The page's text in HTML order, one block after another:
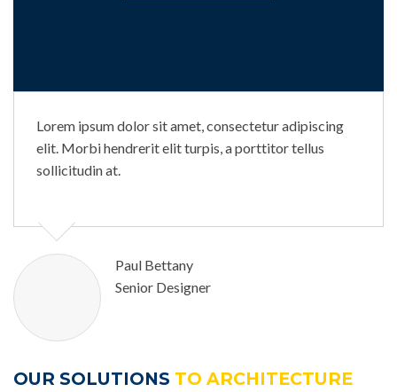
Lorem ipsum dolor sit amet, consectetur adipiscing
elit. Morbi hendrerit elit turpis, a porttitor tellus
sollicitudin at.
Paul Bettany
Senior Designer
OUR SOLUTIONS TO ARCHITECTURE